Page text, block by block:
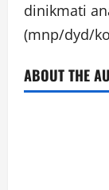
dinikmati
(mnp/dyd/
ABOUT THE